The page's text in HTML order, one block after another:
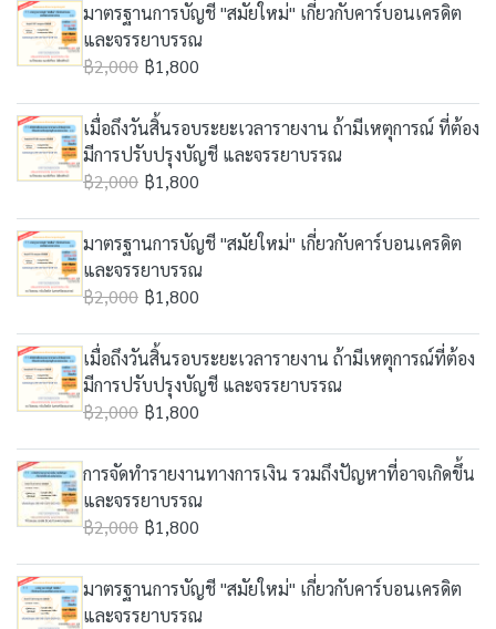
มาตรฐานการบัญชี "สมัยใหม่" เกี่ยวกับคาร์บอนเครดิต
และจรรยาบรรณ
฿2,000 ฿1,800
เมื่อถึงวันสิ้นรอบระยะเวลารายงาน ถ้ามีเหตุการณ์ ที่ต้อง
มีการปรับปรุงบัญชี และจรรยาบรรณ
฿2,000 ฿1,800
มาตรฐานการบัญชี "สมัยใหม่" เกี่ยวกับคาร์บอนเครดิต
และจรรยาบรรณ
฿2,000 ฿1,800
เมื่อถึงวันสิ้นรอบระยะเวลารายงาน ถ้ามีเหตุการณ์ที่ต้อง
มีการปรับปรุงบัญชี และจรรยาบรรณ
฿2,000 ฿1,800
การจัดทำรายงานทางการเงิน รวมถึงปัญหาที่อาจเกิดขึ้น
และจรรยาบรรณ
฿2,000 ฿1,800
มาตรฐานการบัญชี "สมัยใหม่" เกี่ยวกับคาร์บอนเครดิต
และจรรยาบรรณ